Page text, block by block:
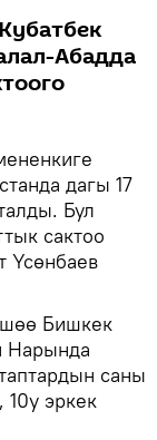
Абадда
дагы 17
Бул
сактоо
Үсөнбаев
Бишкек
Нарында
саны
эркек